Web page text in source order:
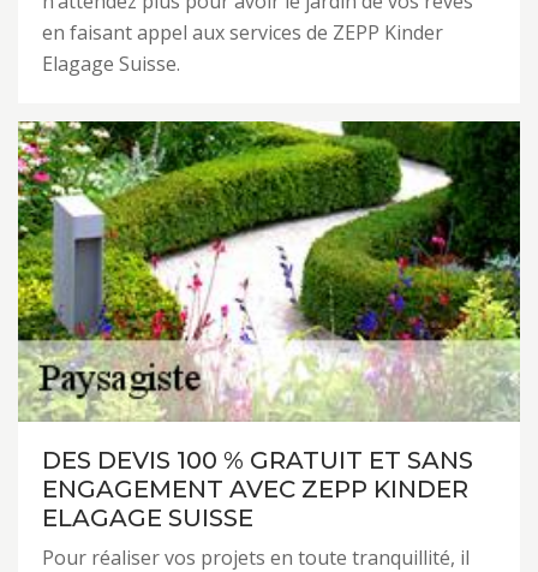
en faisant appel aux services de ZEPP Kinder
Elagage Suisse.
DES DEVIS 100 % GRATUIT ET SANS
ENGAGEMENT AVEC ZEPP KINDER
ELAGAGE SUISSE
Pour réaliser vos projets en toute tranquillité, il